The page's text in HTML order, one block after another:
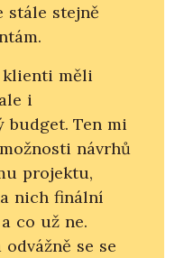
stále stejně
klienti měli
i
budget. Ten mi
návrhů
projektu,
nich finální
co už ne.
se se